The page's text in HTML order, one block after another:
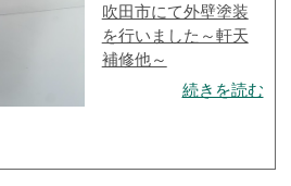
吹田市にて外壁塗装
を行いました～軒天
補修他～
続きを読む